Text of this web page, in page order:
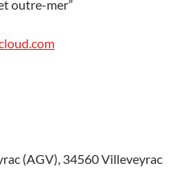
outre-mer”
(AGV), 34560 Villeveyrac